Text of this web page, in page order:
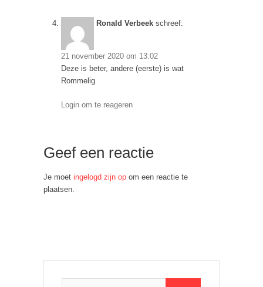
Ronald Verbeek schreef:
21 november 2020 om 13:02
Deze is beter, andere (eerste) is wat
Rommelig
Login om te reageren
Geef een reactie
Je moet ingelogd zijn op om een reactie te
plaatsen.